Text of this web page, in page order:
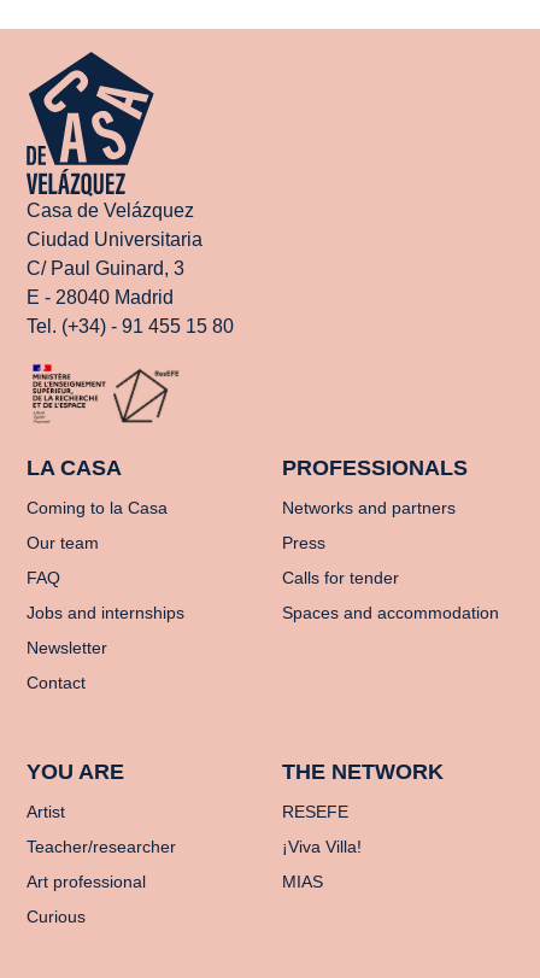
Casa de Velázquez
Ciudad Universitaria
C/ Paul Guinard, 3
E - 28040 Madrid
Tel. (+34) - 91 455 15 80
LA CASA
Coming to la Casa
Our team
FAQ
Jobs and internships
Newsletter
Contact
PROFESSIONALS
Networks and partners
Press
Calls for tender
Spaces and accommodation
YOU ARE
Artist
Teacher/researcher
Art professional
Curious
THE NETWORK
RESEFE
¡Viva Villa!
MIAS